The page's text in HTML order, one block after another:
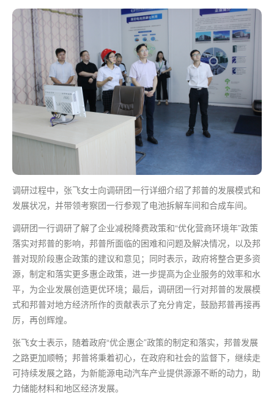
调研过程中，张飞女士向调研团一行详细介绍了邦普的发展模式和
发展状况，并带领考察团一行参观了电池拆解车间和合成车间。
调研团一行调研了解了企业减税降费政策和“优化营商环境年”政策
落实对邦普的影响，邦普所面临的困难和问题及解决情况，以及邦
普对现阶段惠企政策的建议和意见；同时表示，政府将整合更多资
源，制定和落实更多惠企政策，进一步提高为企业服务的效率和水
平，为企业发展创造更优环境； 最后，调研团一行对邦普的发展模
式和邦普对地方经济所作的贡献表示了充分肯定，鼓励邦普再接再
厉，再创辉煌。
张飞女士表示，随着政府“优企惠企”政策的制定和落实，邦普发展
之路更加顺畅；邦普将秉着初心，在政府和社会的监督下，继续走
可持续发展之路，为新能源电动汽车产业提供源源不断的动力，助
力储能材料和地区经济发展。